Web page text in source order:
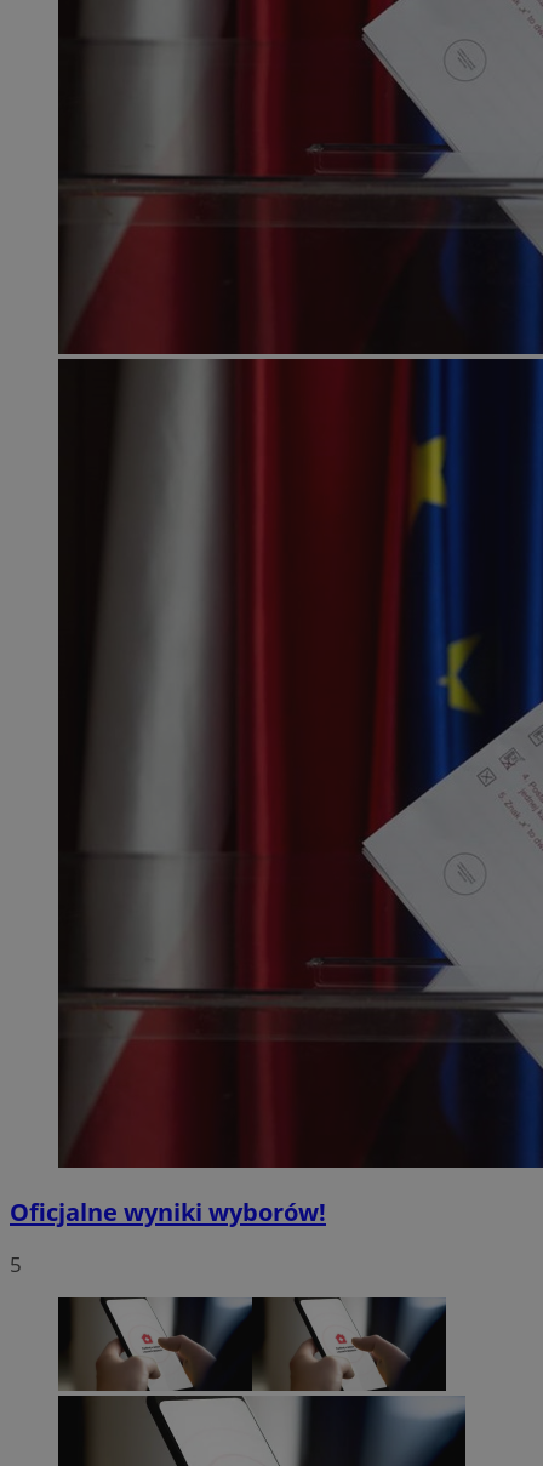
Oficjalne wyniki wyborów!
5